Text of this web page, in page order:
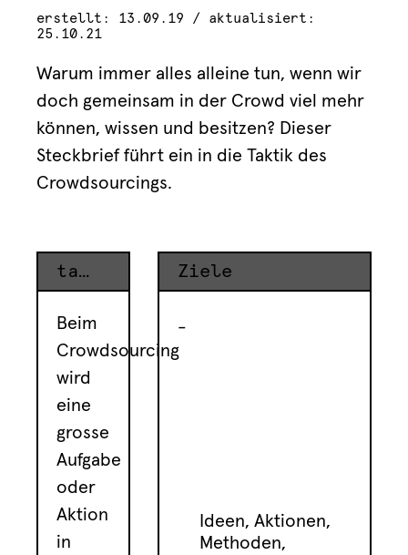
erstellt: 13.09.19 / aktualisiert:
25.10.21
Warum immer alles alleine tun, wenn wir
doch gemeinsam in der Crowd viel mehr
können, wissen und besitzen? Dieser
Steckbrief führt ein in die Taktik des
Crowdsourcings.
taktik
Beim
Crowdsourcing
wird
eine
grosse
Aufgabe
oder
Aktion
in
Ziele
Ideen, Aktionen,
Methoden,